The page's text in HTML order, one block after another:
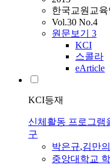
한국교원교육
Vol.30 No.4
원문보기 3
KCI
스콜라
eArticle
KCI등재
신체활동 프로그램
구
박은규,김만의
중앙대학교